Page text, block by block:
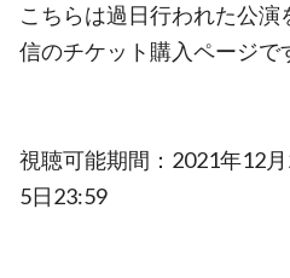
こちらは過日行われた公
信のチケット購入ページで
視聴可能期間：2021年12
5日23:59